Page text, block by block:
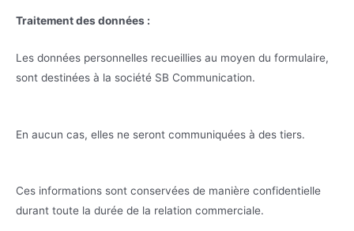
Traitement des données :
Les données personnelles recueillies au moyen du formulaire,
sont destinées à la société SB Communication.
En aucun cas, elles ne seront communiquées à des tiers.
Ces informations sont conservées de manière confidentielle
durant toute la durée de la relation commerciale.